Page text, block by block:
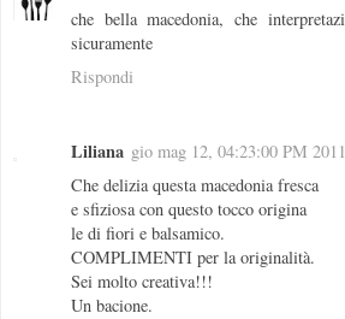
che bella macedonia, che
sicuramente
Rispondi
Liliana gio mag 12, 04:23:00 PM 2011
Che delizia questa macedonia fresca
e sfiziosa con questo tocco origina
le di fiori e balsamico.
COMPLIMENTI per la originalità.
Sei molto creativa!!!
Un bacione.